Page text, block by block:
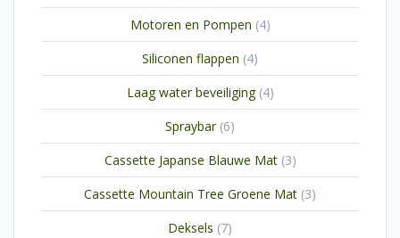
product
Motoren en Pompen 44
producten
Siliconen flappen 44
producten
Laag water beveiliging 44
producten
Spraybar 66
producten
Cassette Japanse Blauwe Mat 33
producten
Cassette Mountain Tree Groene Mat 33
producten
Deksels 77